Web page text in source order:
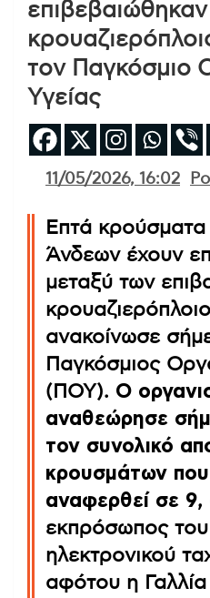
τον Παγκόσμιο
Υγείας
11/05/2026, 16:02
Επτά κρούσματα
Άνδεων έχουν
μεταξύ των
ανακοίνωσε
Παγκόσμιος
(ΠΟΥ). Ο
αναθεώρησε
τον συνολικό
κρουσμάτων
αναφερθεί σε 9,
εκπρόσωπος
ηλεκτρονικού
αφότου η